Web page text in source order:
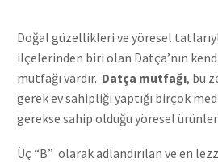
Doğal güzellikleri ve yöresel
ilçelerinden biri olan Datça’nın
mutfağı vardır. Datça mutfağı, bu
gerek ev sahipliği yaptığı birçok
gerekse sahip olduğu yöresel
Üç “B” olarak adlandırılan ve en